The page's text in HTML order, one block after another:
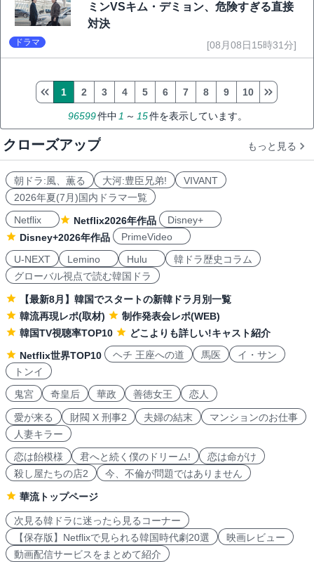
ミンVSキム・デミョン、危険すぎる直接
対決
ドラマ [08月08日15時31分]
96599件中 1 ～ 15件を表示しています。
1 2 3 4 5 6 7 8 9 10
クローズアップ もっと見る
朝ドラ:風、薫る 大河:豊臣兄弟!
VIVANT
2026年夏(7月)国内ドラマ一覧
Netflix
Netflix2026年作品
Disney+
Disney+2026年作品
PrimeVideo
U-NEXT
Lemino Hulu
韓ドラ歴史コラム
グローバル視点で読む韓国ドラ
【最新8月】韓国でスタートの新韓ドラ月別一覧
韓流再現レポ(取材)
制作発表会レポ(WEB)
韓国TV視聴率TOP10
どこよりも詳しい!キャスト紹介
Netflix世界TOP10
ヘチ 王座への道 馬医
イ・サン
トンイ
鬼宮
奇皇后 華政 善徳女王 恋人
愛が来る 財閥 X 刑事2 夫婦の結末
マンションのお仕事
人妻キラー
恋は飴模様
君へと続く僕のドリーム!
恋は命がけ
殺し屋たちの店2
今、不倫が問題ではありません
華流トップページ
次見る韓ドラに迷ったら見るコーナー
【保存版】Netflixで見られる韓国時代劇20選
映画レビュー
動画配信サービスをまとめて紹介